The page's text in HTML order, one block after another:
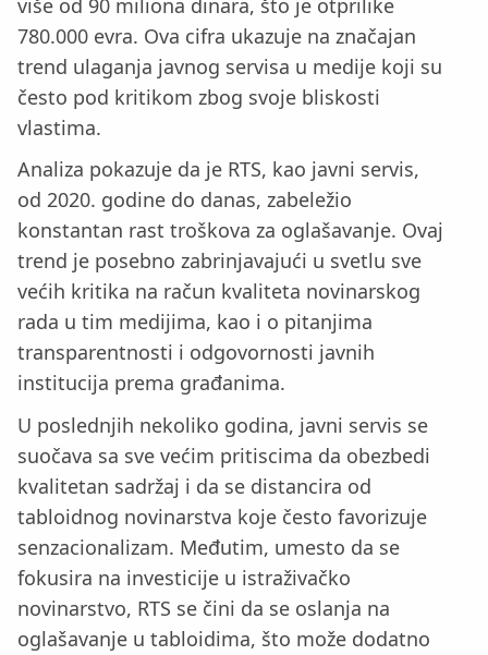
780.000 evra. Ova cifra ukazuje na značajan
trend ulaganja javnog servisa u medije koji su
često pod kritikom zbog svoje bliskosti
vlastima.
Analiza pokazuje da je RTS, kao javni servis,
od 2020. godine do danas, zabeležio
konstantan rast troškova za oglašavanje. Ovaj
trend je posebno zabrinjavajući u svetlu sve
većih kritika na račun kvaliteta novinarskog
rada u tim medijima, kao i o pitanjima
transparentnosti i odgovornosti javnih
institucija prema građanima.
U poslednjih nekoliko godina, javni servis se
suočava sa sve većim pritiscima da obezbedi
kvalitetan sadržaj i da se distancira od
tabloidnog novinarstva koje često favorizuje
senzacionalizam. Međutim, umesto da se
fokusira na investicije u istraživačko
novinarstvo, RTS se čini da se oslanja na
oglašavanje u tabloidima, što može dodatno